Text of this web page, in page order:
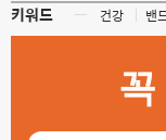
키워드 ㅡ 건강 밴
꼭